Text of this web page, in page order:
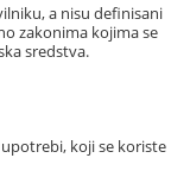
a nisu definisani
zakonima kojima se
sredstva.
koji se koriste